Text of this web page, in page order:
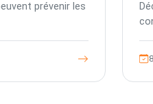
prévenir les